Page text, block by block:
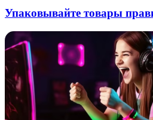
Упаковывайте товары